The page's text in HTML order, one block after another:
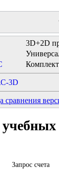
3D+2D
3D
Запрос счета